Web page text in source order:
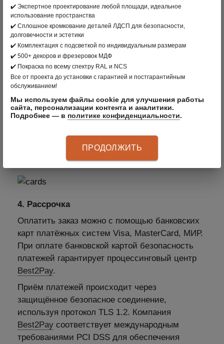
2. В интернет-магазине clader.ru с помощью
пластиковой карты
Для выбора оплаты товара с помощью
банковской карты на соответствующей
странице необходимо нажать кнопку Оплата
заказа банковской картой. Оплата происходит
через ПАО СБЕРБАНК с использованием
банковских карт следующих платёжных
систем: МИР, VISA International, Mastercard
3. Оплата по безналичному расчету –
подходит для Юридических лиц
4. Рассрочка
Оплатить заказ можно с помощью банковских
карт платёжных систем Visa, MasterCard, МИР.
При оплате банковской картой безопасность
платежей гарантирует процессинговый центр
Best2Pay.
Приём платежей происходит через
защищённое безопасное соединение,
используя протокол TLS 1.2. Компания
Best2Pay соответствует международным
требованиями PCI DSS для обеспечения
✔️ Экспертное проектирование любой площади, идеальное
использование пространства
✔️ Сплошное кромкование деталей ЛДСП для безопасности,
долговечности и эстетики
✔️ Комплектация с подсветкой по индивидуальным размерам
✔️ 500+ декоров и фрезеровок МДФ
✔️ Покраска по всему спектру RAL и NCS
Все от проекта до установки с гарантией и постгарантийным
обслуживанием!
Мы используем файлы cookie для улучшения работы
сайта, персонализации контента и аналитики.
Подробнее — в политике конфиденциальности.
ПРОДОЛЖИТЬ